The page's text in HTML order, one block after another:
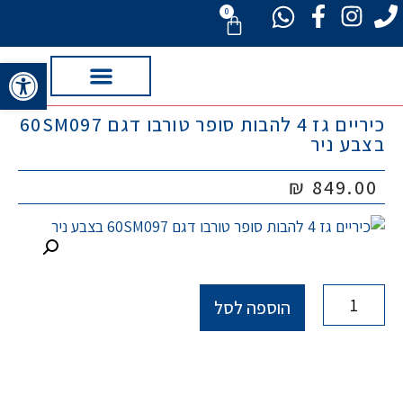
פתח
0
כיריים גז 4 להבות סופר טורבו דגם 60SM097
בצבע ניר
849.00
₪
הוספה לסל